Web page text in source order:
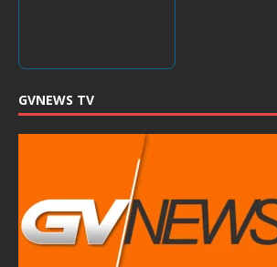
GVNEWS TV